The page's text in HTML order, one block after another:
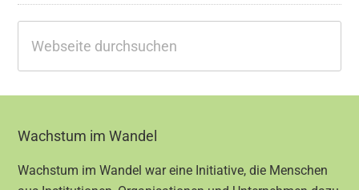
durchsuchen
Footer
Wachstum im Wandel
Wachstum im Wandel war eine Initiative, die Menschen